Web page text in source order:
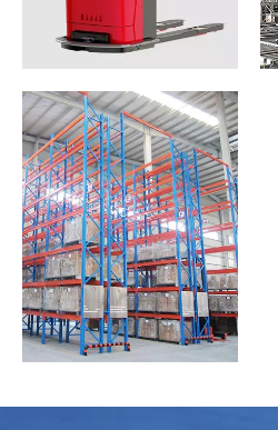
យានជំនិះដែលណែនាំ
ដោយស្វ័យប្រវត្តិ
(AGV)
មើលច្រើនទៀត